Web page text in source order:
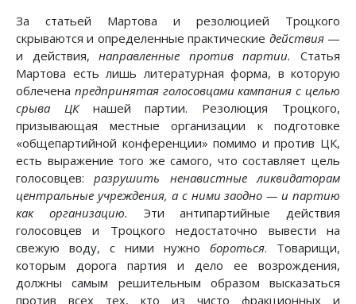
За статьей Мартова и резолюцией Троцкого
скрываются и определенные практические действия—
и действия, направленные против партии.
Статья
Мартова есть лишь литературная форма, в которую
облечена предпринятая голосовцами кампания с целью
срыва ЦКнашей партии. Резолюция Троцкого,
призывающая местные организации к подготовке
«общепартийной конференции» помимо и против ЦК,
есть выражение того же самого, что составляет цель
голосовцев:разрушить ненавистные ликвидаторам
центральные учреждения, а с ними заодно — и партию
как организацию. Эти антипартийные действия
голосовцев и Троцкого недостаточно вывести на
свежую воду, с ними нужно бороться. Товарищи,
которым дорога партия и дело ее возрождения,
должны самым решительным образом высказаться
против всех тех, кто из чисто фракционных и